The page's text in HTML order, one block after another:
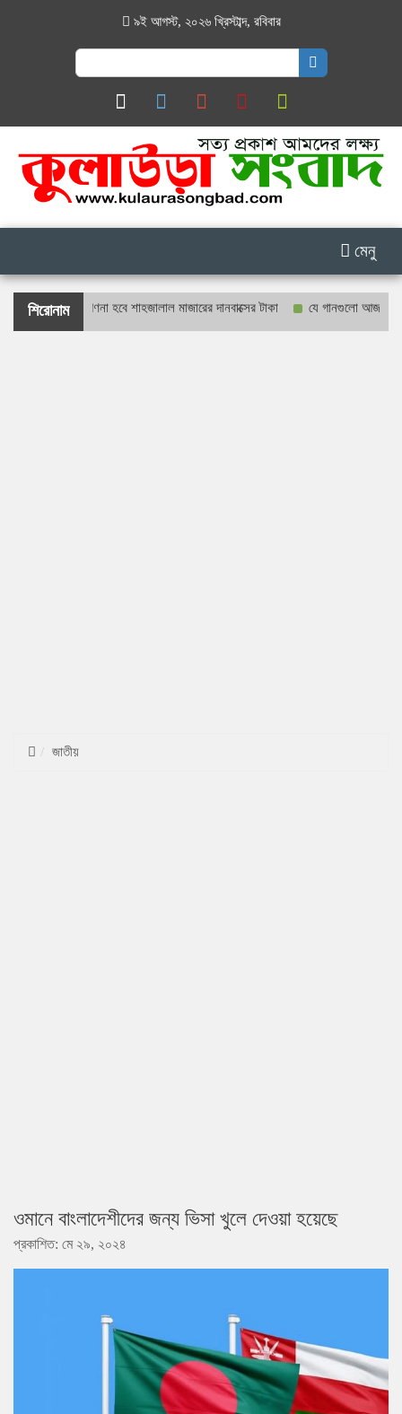
৯ই আগস্ট, ২০২৬ খ্রিস্টাব্দ, রবিবার
Search
for:
মেনু
শিরোনাম
প্রকাশ্যে গণনা হবে শাহজালাল মাজারের দানবাক্সের টাকা যে গানগুলো আজও ফিরিয়ে
জাতীয়
ওমানে বাংলাদেশীদের জন্য ভিসা খুলে দেওয়া হয়েছে
প্রকাশিত: মে ২৯, ২০২৪